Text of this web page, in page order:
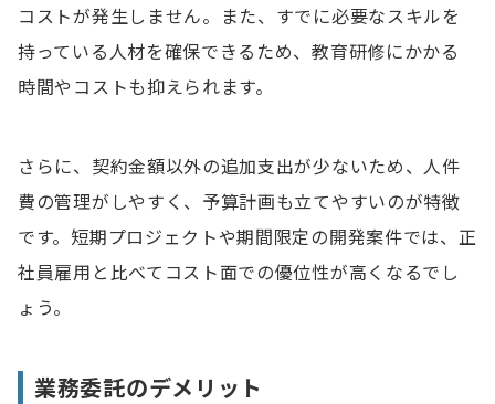
コストが発生しません。また、すでに必要なスキルを
持っている人材を確保できるため、教育研修にかかる
時間やコストも抑えられます。
さらに、契約金額以外の追加支出が少ないため、人件
費の管理がしやすく、予算計画も立てやすいのが特徴
です。短期プロジェクトや期間限定の開発案件では、正
社員雇用と比べてコスト面での優位性が高くなるでし
ょう。
業務委託のデメリット